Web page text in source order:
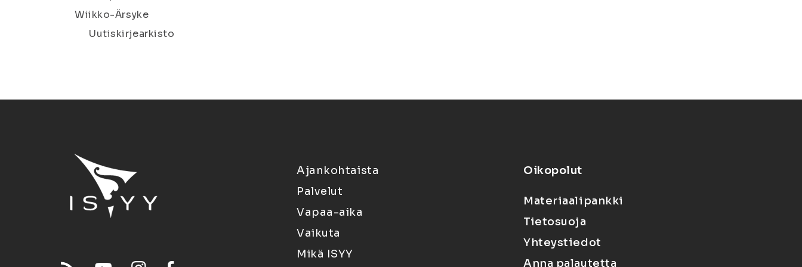
Wiikko-Ärsyke
Uutiskirjearkisto
Ajankohtaista
Palvelut
Vapaa-aika
Vaikuta
Mikä ISYY
Oikopolut
Materiaalipankki
Tietosuoja
Yhteystiedot
Anna palautetta